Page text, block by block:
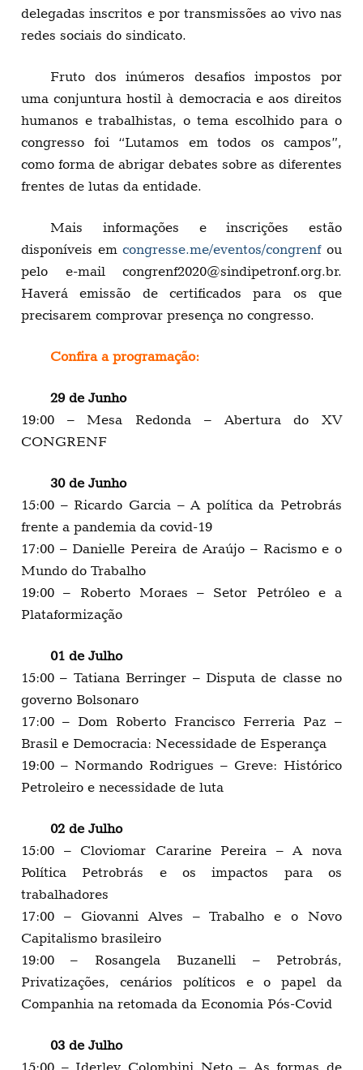
delegadas inscritos e por transmissões ao vivo nas
redes sociais do sindicato.
Fruto dos inúmeros desafios impostos por
uma conjuntura hostil à democracia e aos direitos
humanos e trabalhistas, o tema escolhido para o
congresso foi “Lutamos em todos os campos”,
como forma de abrigar debates sobre as diferentes
frentes de lutas da entidade.
Mais informações e inscrições estão
disponíveis emcongresse.me/eventos/congrenfou
pelo e-mail congrenf2020@sindipetronf.org.br.
Haverá emissão de certificados para os que
precisarem comprovar presença no congresso.
Confira a programação:
29 de Junho
19:00 – Mesa Redonda – Abertura do XV
CONGRENF
30 de Junho
15:00 – Ricardo Garcia – A política da Petrobrás
frente a pandemia da covid-19
17:00 – Danielle Pereira de Araújo – Racismo e o
Mundo do Trabalho
19:00 – Roberto Moraes – Setor Petróleo e a
Plataformização
01 de Julho
15:00 – Tatiana Berringer – Disputa de classe no
governo Bolsonaro
17:00 – Dom Roberto Francisco Ferreria Paz –
Brasil e Democracia: Necessidade de Esperança
19:00 – Normando Rodrigues – Greve: Histórico
Petroleiro e necessidade de luta
02 de Julho
15:00 – Cloviomar Cararine Pereira – A nova
Política Petrobrás e os impactos para os
trabalhadores
17:00 – Giovanni Alves – Trabalho e o Novo
Capitalismo brasileiro
19:00 – Rosangela Buzanelli – Petrobrás,
Privatizações, cenários políticos e o papel da
Companhia na retomada da Economia Pós-Covid
03 de Julho